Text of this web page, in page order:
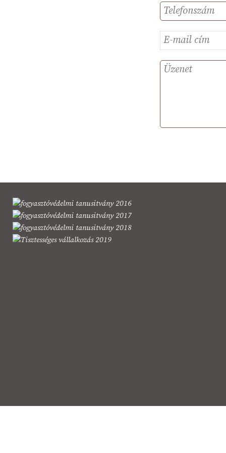
Telefonszám
E-
mail
cím
Szöveg